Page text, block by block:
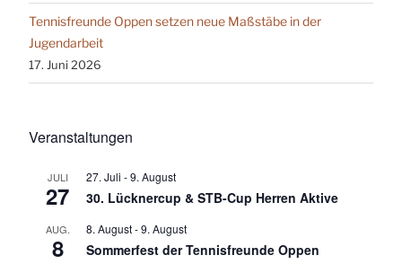
Tennisfreunde Oppen setzen neue Maßstäbe in der
Jugendarbeit
17. Juni 2026
Veranstaltungen
JULI
27
27. Juli -9. August
30. Lücknercup & STB-Cup Herren Aktive
AUG.
8
8. August-9. August
Sommerfest der Tennisfreunde Oppen